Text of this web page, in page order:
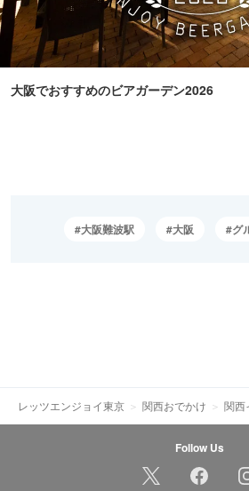
大阪でおすすめのビアガーデン2026
大阪難波駅 大阪 グ
レッツエンジョイ東京 関西おでかけ 関西
Follow Us